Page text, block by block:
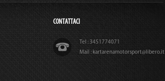
CONTATTACI
Tel : 3451774071
Mail : kartarenamotorsport@libero.it